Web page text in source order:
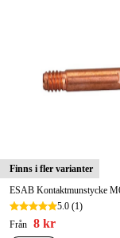
Våra varumärken
Kontakt &
FAQ
Finns i fler varianter
ESAB Kontaktmunstycke
5.0 (1)
Från 8 kr